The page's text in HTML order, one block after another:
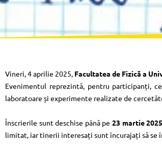
Vineri, 4 aprilie 2025, Facultatea de Fizică a
Evenimentul reprezintă, pentru participanți,
laboratoare și experimente realizate de
Înscrierile sunt deschise până pe 23 martie
limitat, iar tinerii interesați sunt încurajați să se